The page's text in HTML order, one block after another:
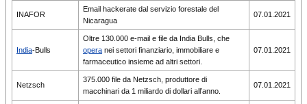
INAFOR
Email hackerate dal servizio forestale del
Nicaragua
07.01.2021
India-Bulls
Oltre 130.000 e-mail e file da India Bulls, che
opera nei settori finanziario, immobiliare e
farmaceutico insieme ad altri settori.
07.01.2021
Netzsch
375.000 file da Netzsch, produttore di
macchinari da 1 miliardo di dollari all’anno.
07.01.2021